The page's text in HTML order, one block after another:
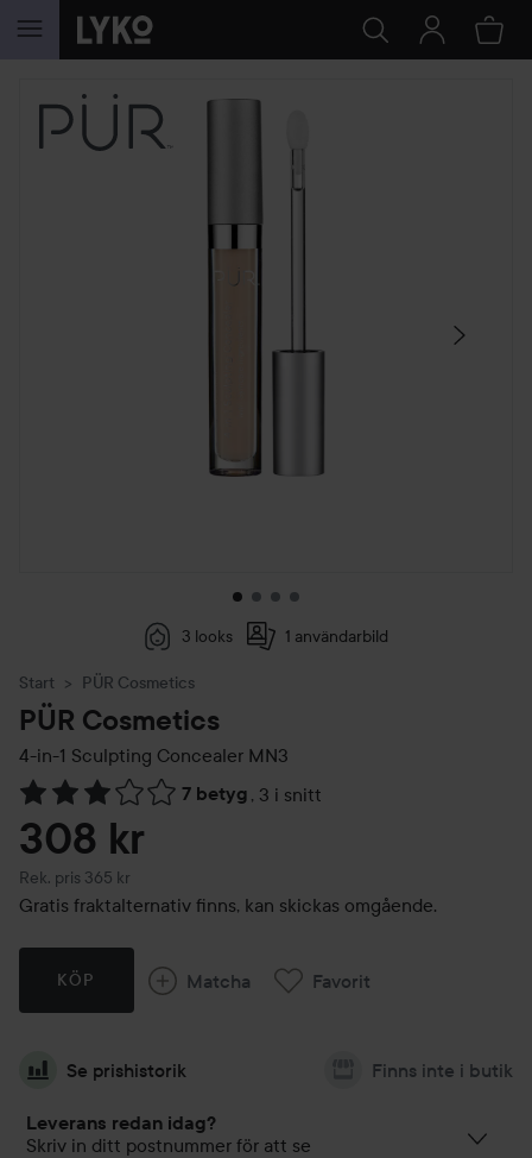
HOPPA TILL INNEHÅLLET
HOPPA ÖVER SEKTIONEN
3 looks 1 användarbild
Start PÜR Cosmetics
PÜR Cosmetics
4-in-1 Sculpting Concealer MN3
7 betyg , 3 i snitt
Hoppa till Betyg & kommentarer
308 kr
Rek. pris 365 kr
Rekommenderat pris 365 kr
Gratis fraktalternativ finns, kan skickas omgående.
KÖP Matcha Favorit
Se prishistorik Finns inte i butik
Leverans redan idag?
Skriv in ditt postnummer för att se